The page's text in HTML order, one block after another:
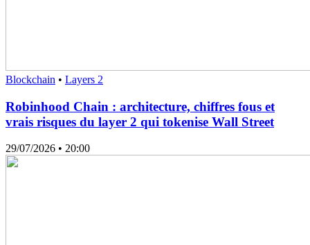
Blockchain • Layers 2
Robinhood Chain : architecture, chiffres fous et
vrais risques du layer 2 qui tokenise Wall Street
29/07/2026 • 20:00